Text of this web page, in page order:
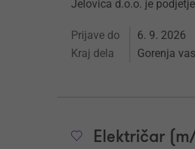
Jelovica d.o.o. je
Prijave do 6. 9. 2026
Kraj dela Gorenja vas
Električar